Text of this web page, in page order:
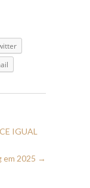
IGUAL
em 2025 →